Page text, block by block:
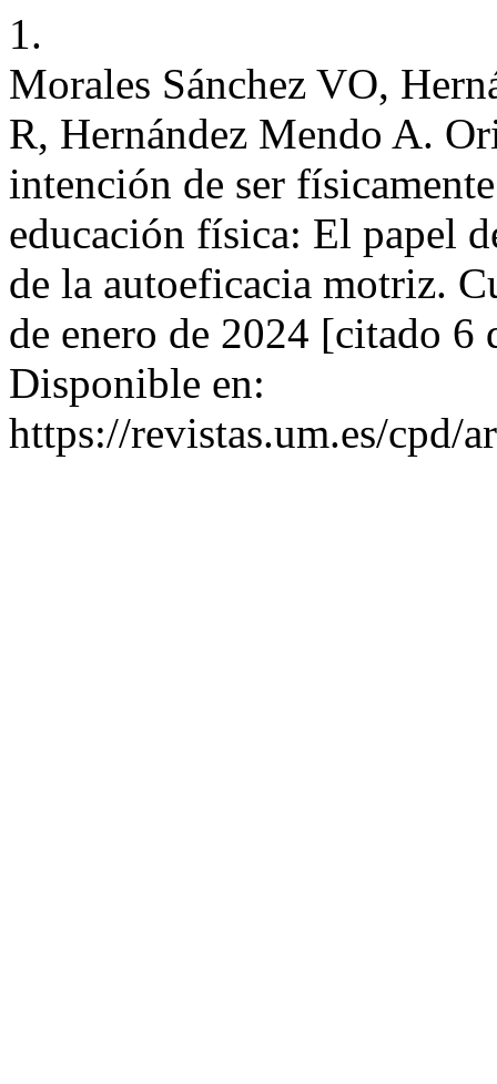
1.
Morales Sánchez VO,
R, Hernández Mendo A.
intención de ser
educación física: El papel
de la autoeficacia motriz.
de enero de 2024 [citado
Disponible en:
https://revistas.um.es/cpd/